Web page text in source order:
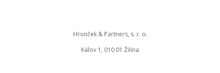
Hronček & Partners, s. r. o.
Kálov 1, 010 01 Žilina